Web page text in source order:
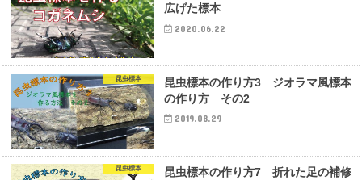
広げた標本
2020.06.22
昆虫標本
昆虫標本の作り方3 ジオラマ風標本
の作り方 その2
2019.08.29
昆虫標本
昆虫標本の作り方7 折れた足の補修